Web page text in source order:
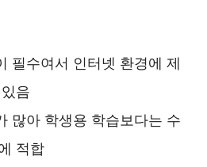
필수여서 인터넷 환경에 제
음
많아 학생용 학습보다는 수
적합